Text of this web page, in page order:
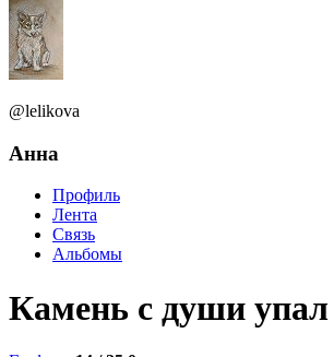
@lelikova
Анна
Профиль
Лента
Связь
Альбомы
Камень с души упал